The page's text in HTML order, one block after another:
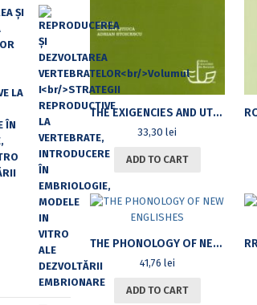
THE EXIGENCIES AND UTILITY OF ETHNOLOGICAL READING. IN HONOREM NICOLAE CONSTANTINESCU
33,30lei
ADD TO CART
THE PHONOLOGY OF NEW ENGLISHES
41,76 lei
ADD TO CART
ȘI
LA
ÎN